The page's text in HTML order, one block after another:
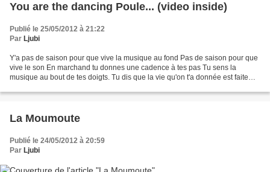
You are the dancing Poule... (video inside)
Publié le 25/05/2012 à 21:22
Par Ljubi
Y'a pas de saison pour que vive la musique au fond Pas de saison pour que
vive le son En marchand tu donnes une cadence à tes pas Tu sens la
musique au bout de tes doigts. Tu dis que la vie qu'on t'a donnée est faite
La Moumoute
Publié le 24/05/2012 à 20:59
Par Ljubi